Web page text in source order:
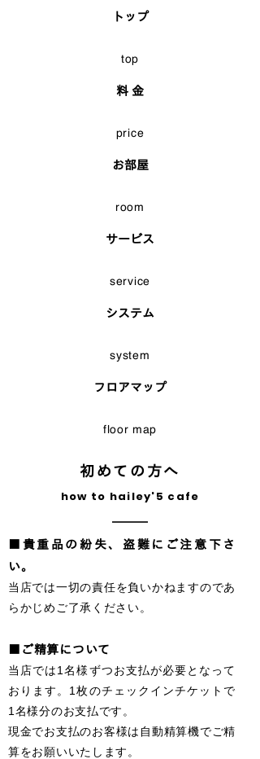
トップ
top
料 金
price
お部屋
room
サービス
service
システム
system
フロアマップ
floor map
初めての方へ
how to hailey'5 cafe
■貴重品の紛失、盗難にご注意下さ
い。
当店では一切の責任を負いかねますのであ
らかじめご了承ください。
■ご精算について
当店では1名様ずつお支払が必要となって
おります。 1枚のチェックインチケットで
1名様分のお支払です。
現金でお支払のお客様は自動精算機でご精
算をお願いいたします。